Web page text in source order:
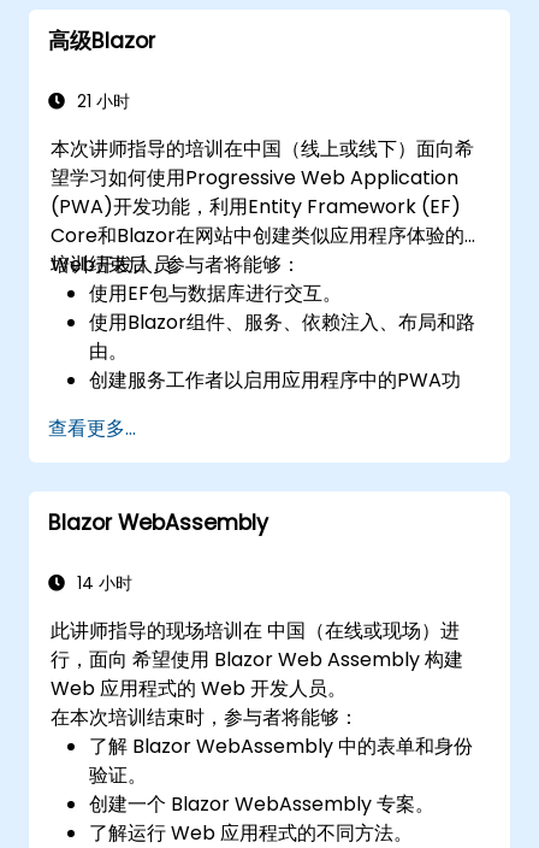
高级Blazor
21 小时
本次讲师指导的培训在中国（线上或线下）面向希
望学习如何使用Progressive Web Application
(PWA)开发功能，利用Entity Framework (EF)
Core和Blazor在网站中创建类似应用程序体验的
Web开发人员。
培训结束后，参与者将能够：
使用EF包与数据库进行交互。
使用Blazor组件、服务、依赖注入、布局和路
由。
创建服务工作者以启用应用程序中的PWA功
利用推送通知和其他PWA功能。
查看更多...
Blazor WebAssembly
14 小时
此讲师指导的现场培训在 中国（在线或现场）进
行，面向 希望使用 Blazor Web Assembly 构建
Web 应用程式的 Web 开发人员。
在本次培训结束时，参与者将能够：
了解 Blazor WebAssembly 中的表单和身份
验证。
创建一个 Blazor WebAssembly 专案。
了解运行 Web 应用程式的不同方法。